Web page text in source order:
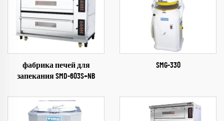
фабрика печей для
запекания​ SMD-603S+NB
SMG-330